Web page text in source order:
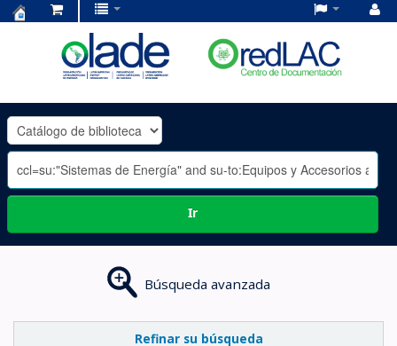
OLADE
-
Ir
Búsqueda avanzada
Refinar su búsqueda